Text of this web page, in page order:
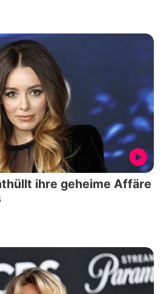
ihre geheime Affäre